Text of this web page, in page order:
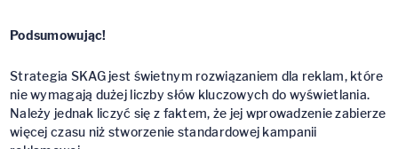
Podsumowując!
Strategia SKAG jest świetnym rozwiązaniem dla reklam, które
nie wymagają dużej liczby słów kluczowych do wyświetlania.
Należy jednak liczyć się z faktem, że jej wprowadzenie zabierze
więcej czasu niż stworzenie standardowej kampanii